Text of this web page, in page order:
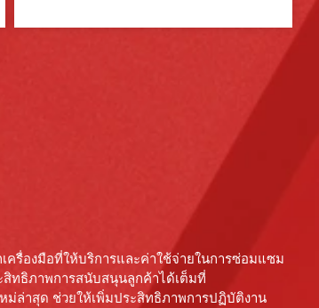
ครื่องมือที่ให้บริการและค่าใช้จ่ายในการซ่อมแซม
ทธิภาพการสนับสนุนลูกค้าได้เต็มที่
ม่ล่าสุด ช่วยให้เพิ่มประสิทธิภาพการปฏิบัติงาน